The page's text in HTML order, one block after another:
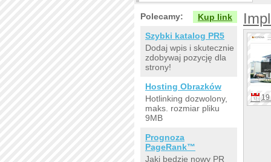
19
Polecamy:
Kup link
Szybki katalog PR5
Dodaj wpis i skutecznie
zdobywaj pozycję dla
strony!
Hosting Obrazków
Hotlinking dozwolony,
maks. rozmiar pliku
9MB
Prognoza
PageRank™
Jaki będzie nowy PR